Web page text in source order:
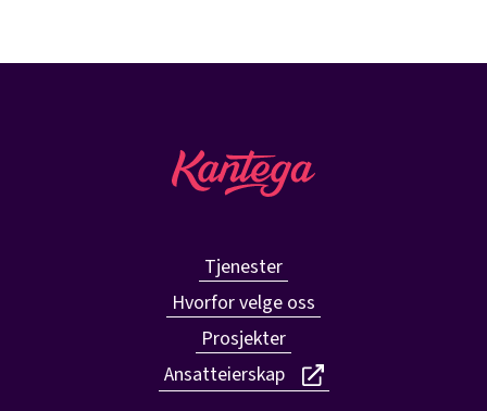
Tjenester
Hvorfor velge oss
Prosjekter
Ansatteierskap